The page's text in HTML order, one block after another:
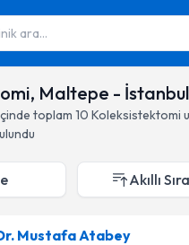
ara...
Maltepe - İstanbul
toplam 10 Koleksistektomi
Akıllı
Mustafa Atabey